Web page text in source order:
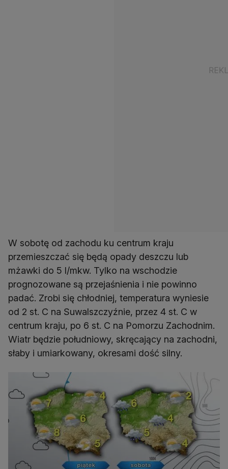
W sobotę od zachodu ku centrum kraju
przemieszczać się będą opady deszczu lub
mżawki do 5 l/mkw. Tylko na wschodzie
prognozowane są przejaśnienia i nie powinno
padać. Zrobi się chłodniej, temperatura wyniesie
od 2 st. C na Suwalszczyźnie, przez 4 st. C w
centrum kraju, po 6 st. C na Pomorzu Zachodnim.
Wiatr będzie południowy, skręcający na zachodni,
słaby i umiarkowany, okresami dość silny.